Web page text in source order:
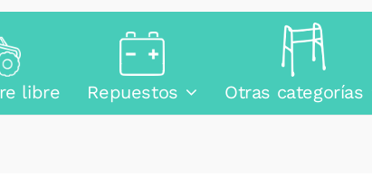
libre Repuestos Otras categorías